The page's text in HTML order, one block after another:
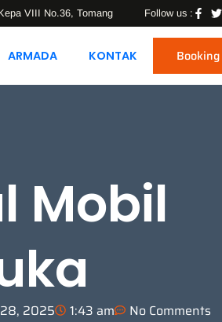
VIII No.36, Tomang Follow us :
ARMADA KONTAK
Mobil
2025 1:43 am No Comments